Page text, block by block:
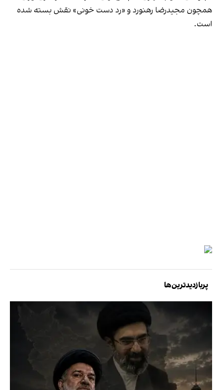
همچون مجیدرضا رهنورد و «رد دست خونی» نقش بسته شده
است.
پربازدیدترین‌ها